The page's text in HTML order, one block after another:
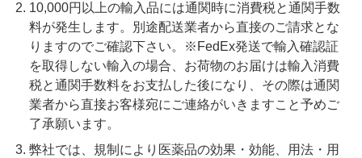
10,000円以上の輸入品には通関時に消費税と通関手数
料が発生します。別途配送業者から直接のご請求とな
りますのでご確認下さい。※FedEx発送で輸入確認証
を取得しない輸入の場合、お荷物のお届けは輸入消費
税と通関手数料をお支払した後になり、その際は通関
業者から直接お客様宛にご連絡がいきますこと予めご
了承願います。
弊社では、規制により医薬品の効果・効能、用法・用